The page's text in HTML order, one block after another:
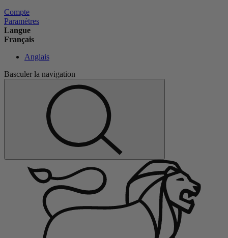
Compte
Paramètres
Langue
Français
Anglais
Basculer la navigation